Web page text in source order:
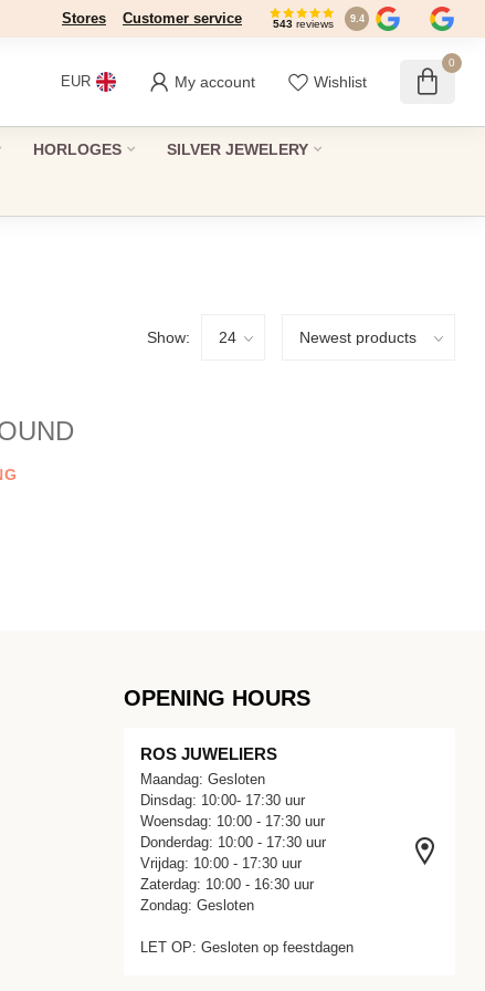
Dé winkel in Den Haag sinds 1946
Stores Customer service 543 reviews 9.4
EUR My account Wishlist
0
HORLOGES SILVER JEWELERY
Show:
OPENING HOURS
ROS JUWELIERS
Maandag: Gesloten
Dinsdag: 10:00- 17:30 uur
Woensdag: 10:00 - 17:30 uur
Donderdag: 10:00 - 17:30 uur
Vrijdag: 10:00 - 17:30 uur
Zaterdag: 10:00 - 16:30 uur
Zondag: Gesloten
LET OP: Gesloten op feestdagen